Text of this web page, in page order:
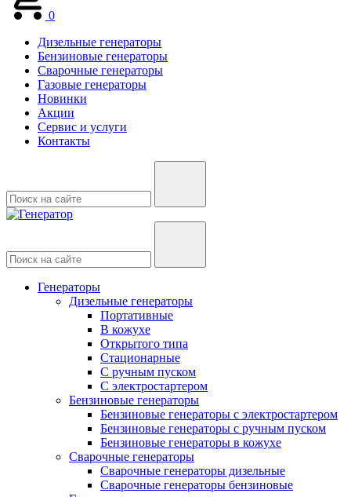
0
Дизельные генераторы
Бензиновые генераторы
Сварочные генераторы
Газовые генераторы
Новинки
Акции
Сервис и услуги
Контакты
Генераторы
Дизельные генераторы
Портативные
В кожухе
Открытого типа
Стационарные
С ручным пуском
С электростартером
Бензиновые генераторы
Бензиновые генераторы с электростартером
Бензиновые генераторы с ручным пуском
Бензиновые генераторы в кожухе
Сварочные генераторы
Сварочные генераторы дизельные
Сварочные генераторы бензиновые